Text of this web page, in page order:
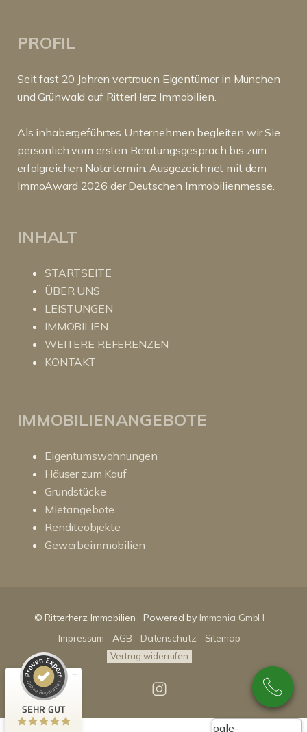
PROFIL
Seit fast 20 Jahren vertrauen Eigentümer in München
und Grünwald auf RitterHerz Immobilien.
Als inhabergeführtes Unternehmen begleiten wir Sie
persönlich vom ersten Beratungsgespräch bis zum
erfolgreichen Notartermin. Ausgezeichnet mit dem
ImmoAward 2026 der Deutschen Immobilienmesse.
INHALT
STARTSEITE
ÜBER UNS
LEISTUNGEN
IMMOBILIEN
WEITERE REFERENZEN
KONTAKT
IMMOBILIENANGEBOTE
Eigentumswohnungen
Häuser zum Kauf
Grundstücke
Mietangebote
Renditeobjekte
Gewerbeimmobilien
© Ritterherz Immobilien Powered by Immonia GmbH
Impressum
AGB Datenschutz Sitemap
Vertrag widerrufen
Google-
SEHR GUT
100%
Empfehlungen auf
ProvenExpert.com
SEHR GUT
4,86 / 5,00
159
Bewertungen von 3
anderen Quellen